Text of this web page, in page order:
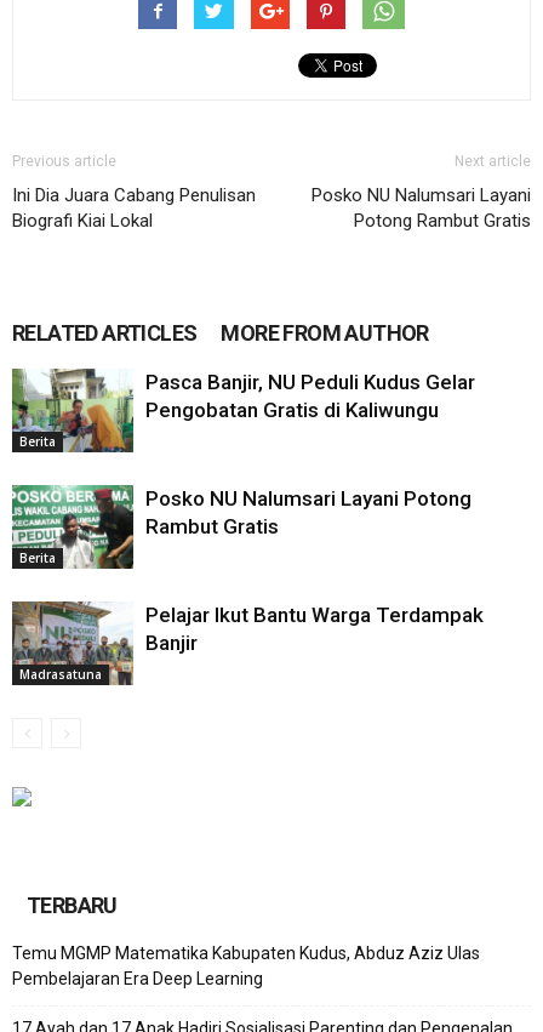
Previous article
Ini Dia Juara Cabang Penulisan
Biografi Kiai Lokal
Next article
Posko NU Nalumsari Layani
Potong Rambut Gratis
RELATED ARTICLES MORE FROM AUTHOR
Berita
Pasca Banjir, NU Peduli Kudus Gelar
Pengobatan Gratis di Kaliwungu
Berita
Posko NU Nalumsari Layani Potong
Rambut Gratis
Madrasatuna
Pelajar Ikut Bantu Warga Terdampak
Banjir
TERBARU
Temu MGMP Matematika Kabupaten Kudus, Abduz Aziz Ulas
Pembelajaran Era Deep Learning